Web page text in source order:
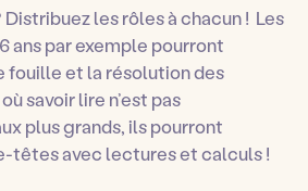
les rôles à chacun ! Les
ans par exemple pourront
fouille et la résolution des
savoir lire n’est pas
plus grands, ils pourront
têtes avec lectures et calculs !